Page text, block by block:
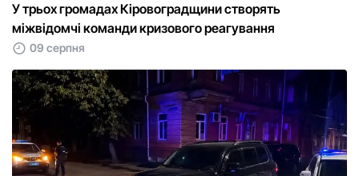
У трьох громадах Кіровоградщини створять
міжвідомчі команди кризового реагування
09 серпня